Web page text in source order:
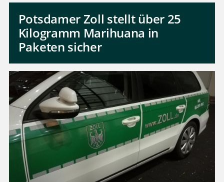
Potsdamer Zoll stellt über 25
Kilogramm Marihuana in
Paketen sicher